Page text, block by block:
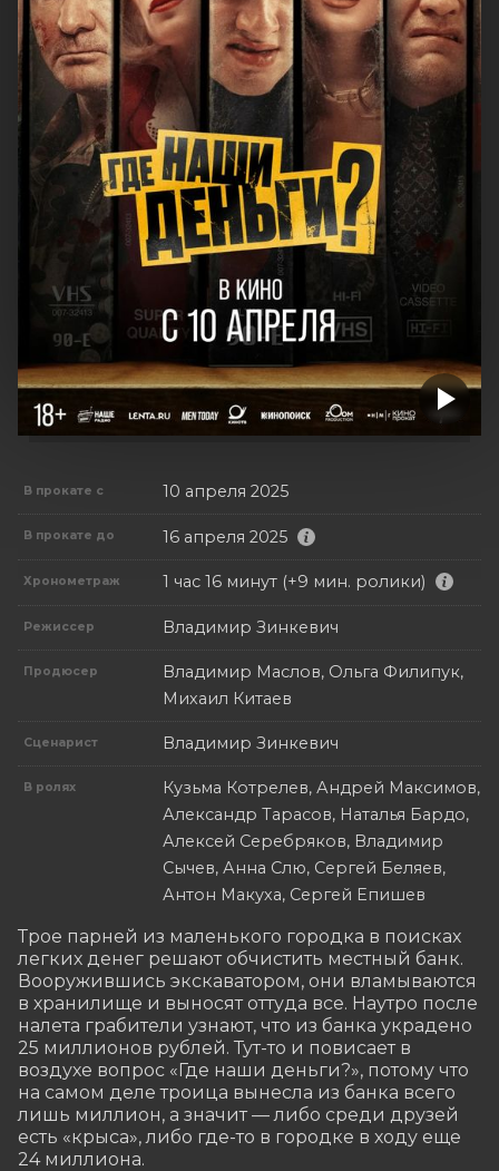
В прокате с 10 апреля 2025
В прокате до 16 апреля 2025
Хронометраж 1 час 16 минут (+9 мин. ролики)
Режиссер Владимир Зинкевич
Продюсер
Владимир Маслов, Ольга Филипук,
Михаил Китаев
Сценарист Владимир Зинкевич
В ролях
Кузьма Котрелев, Андрей Максимов,
Александр Тарасов, Наталья Бардо,
Алексей Серебряков, Владимир
Сычев, Анна Слю, Сергей Беляев,
Антон Макуха, Сергей Епишев
Трое парней из маленького городка в поисках
легких денег решают обчистить местный банк.
Вооружившись экскаватором, они вламываются
в хранилище и выносят оттуда все. Наутро после
налета грабители узнают, что из банка украдено
25 миллионов рублей. Тут-то и повисает в
воздухе вопрос «Где наши деньги?», потому что
на самом деле троица вынесла из банка всего
лишь миллион, а значит — либо среди друзей
есть «крыса», либо где-то в городке в ходу еще
24 миллиона.